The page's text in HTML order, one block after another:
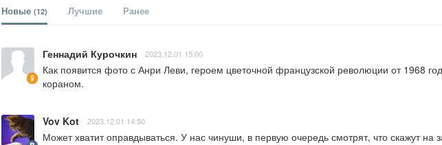
Новые (12) Лучшие Ранее
Геннадий Курочкин 2023.12.01 15:00
Как появится фото с Анри Леви, героем цветочной французской революции от 1968
кораном.
Vov Kot 2023.12.01 14:50
Может хватит оправдываться. У нас чинуши, в первую очередь смотрят, что скажут на